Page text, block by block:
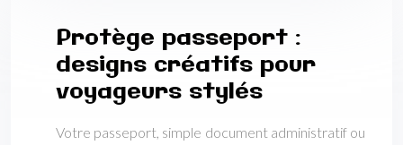
Protège passeport :
designs créatifs pour
voyageurs stylés
Votre passeport, simple document administratif ou